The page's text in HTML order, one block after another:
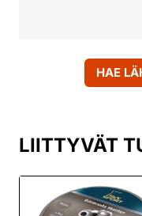
HAE
LIITTYVÄT